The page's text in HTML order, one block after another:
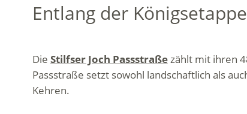
Entlang der
Die Stilfser Joch Passstraßezählt mit ihren
Passstraße setzt sowohl landschaftlich als
Kehren.